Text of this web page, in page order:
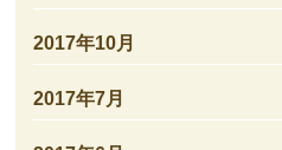
2017年10月
2017年7月